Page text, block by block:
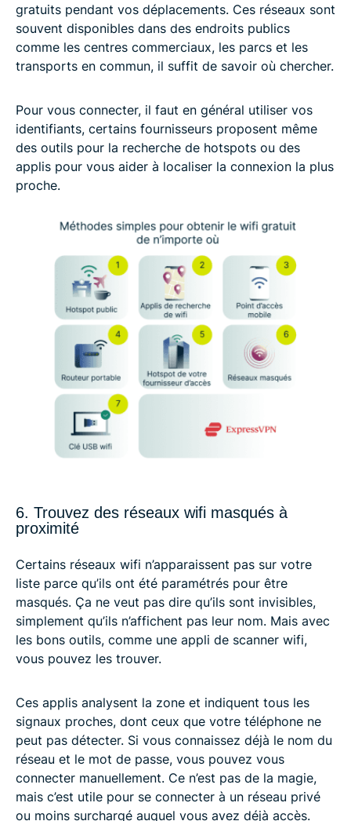
gratuits pendant vos déplacements. Ces réseaux sont
souvent disponibles dans des endroits publics
comme les centres commerciaux, les parcs et les
transports en commun, il suffit de savoir où chercher.
Pour vous connecter, il faut en général utiliser vos
identifiants, certains fournisseurs proposent même
des outils pour la recherche de hotspots ou des
applis pour vous aider à localiser la connexion la plus
proche.
6. Trouvez des réseaux wifi masqués à
proximité
Certains réseaux wifi n’apparaissent pas sur votre
liste parce qu’ils ont été paramétrés pour être
masqués. Ça ne veut pas dire qu’ils sont invisibles,
simplement qu’ils n’affichent pas leur nom. Mais avec
les bons outils, comme une appli de scanner wifi,
vous pouvez les trouver.
Ces applis analysent la zone et indiquent tous les
signaux proches, dont ceux que votre téléphone ne
peut pas détecter. Si vous connaissez déjà le nom du
réseau et le mot de passe, vous pouvez vous
connecter manuellement. Ce n’est pas de la magie,
mais c’est utile pour se connecter à un réseau privé
ou moins surchargé auquel vous avez déjà accès.